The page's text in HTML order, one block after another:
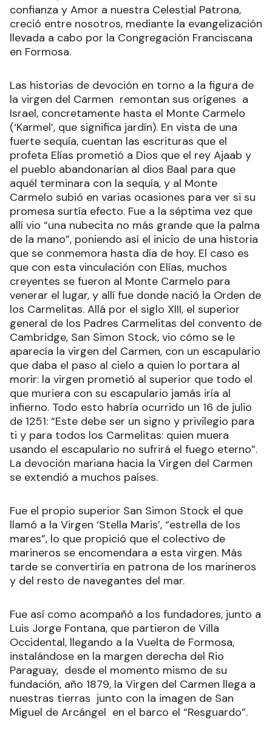
confianza y Amor a nuestra Celestial Patrona,
creció entre nosotros, mediante la evangelización
llevada a cabo por la Congregación Franciscana
en Formosa.
Las historias de devoción en torno a la figura de
la virgen del Carmen remontan sus orígenes a
Israel, concretamente hasta el Monte Carmelo
(‘Karmel’, que significa jardín). En vista de una
fuerte sequía, cuentan las escrituras que el
profeta Elías prometió a Dios que el rey Ajaab y
el pueblo abandonarían al dios Baal para que
aquél terminara con la sequía, y al Monte
Carmelo subió en varias ocasiones para ver si su
promesa surtía efecto. Fue a la séptima vez que
allí vio “una nubecita no más grande que la palma
de la mano”, poniendo así el inicio de una historia
que se conmemora hasta día de hoy. El caso es
que con esta vinculación con Elías, muchos
creyentes se fueron al Monte Carmelo para
venerar el lugar, y allí fue donde nació la Orden de
los Carmelitas. Allá por el siglo XIII, el superior
general de los Padres Carmelitas del convento de
Cambridge, San Simon Stock, vio cómo se le
aparecía la virgen del Carmen, con un escapulario
que daba el paso al cielo a quien lo portara al
morir: la virgen prometió al superior que todo el
que muriera con su escapulario jamás iría al
infierno. Todo esto habría ocurrido un 16 de julio
de 1251: “Este debe ser un signo y privilegio para
ti y para todos los Carmelitas: quien muera
usando el escapulario no sufrirá el fuego eterno”.
La devoción mariana hacia la Virgen del Carmen
se extendió a muchos países.
Fue el propio superior San Simon Stock el que
llamó a la Virgen ‘Stella Maris’, “estrella de los
mares”, lo que propició que el colectivo de
marineros se encomendara a esta virgen. Más
tarde se convertiría en patrona de los marineros
y del resto de navegantes del mar.
Fue así como acompañó a los fundadores, junto a
Luis Jorge Fontana, que partieron de Villa
Occidental, llegando a la Vuelta de Formosa,
instalándose en la margen derecha del Rio
Paraguay, desde el momento mismo de su
fundación, año 1879, la Virgen del Carmen llega a
nuestras tierras junto con la imagen de San
Miguel de Arcángel en el barco el “Resguardo”.